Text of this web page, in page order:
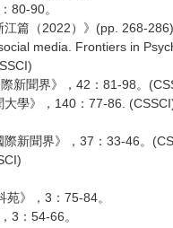
80-90。
篇（2022）》(pp. 268-
media. Frontiers in
新聞界》，42：81-98。
學》，140：77-86.
新聞界》，37：33-46。
》，3：75-84。
3：54-66。